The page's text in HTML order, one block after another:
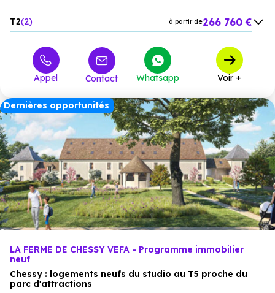
T2 2 à partir de266 760 €
Appel Contact Whatsapp Voir +
Dernières opportunités
LA FERME DE CHESSY VEFA - Programme immobilier
neuf
Chessy : logements neufs du studio au T5 proche du
parc d'attractions